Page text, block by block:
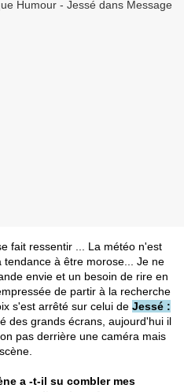
fait ressentir ... La météo n'est
à être morose... Je ne
envie et un besoin de rire en
de partir à la recherche
s'est arrêté sur celui de Jessé :
des grands écrans, aujourd'hui il
pas derrière une caméra mais
a -t-il su combler mes